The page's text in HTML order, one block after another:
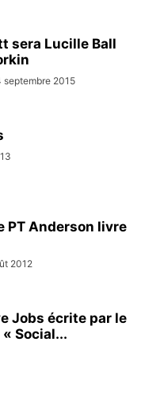
sera Lucille Ball
septembre 2015
PT Anderson livre
2012
Jobs écrite par le
Social...